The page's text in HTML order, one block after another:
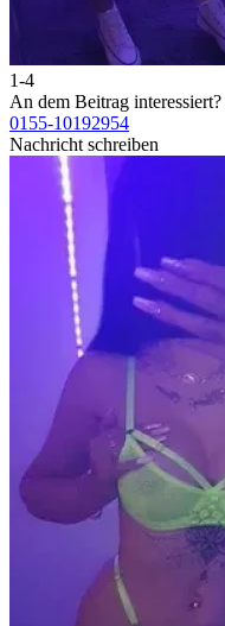
1-4
An dem Beitrag interessiert?
0155-10192954
Nachricht schreiben